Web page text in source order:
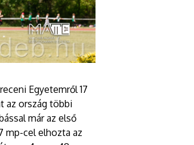
Egyetemről 17
az ország többi
már az első
mp-cel elhozta az